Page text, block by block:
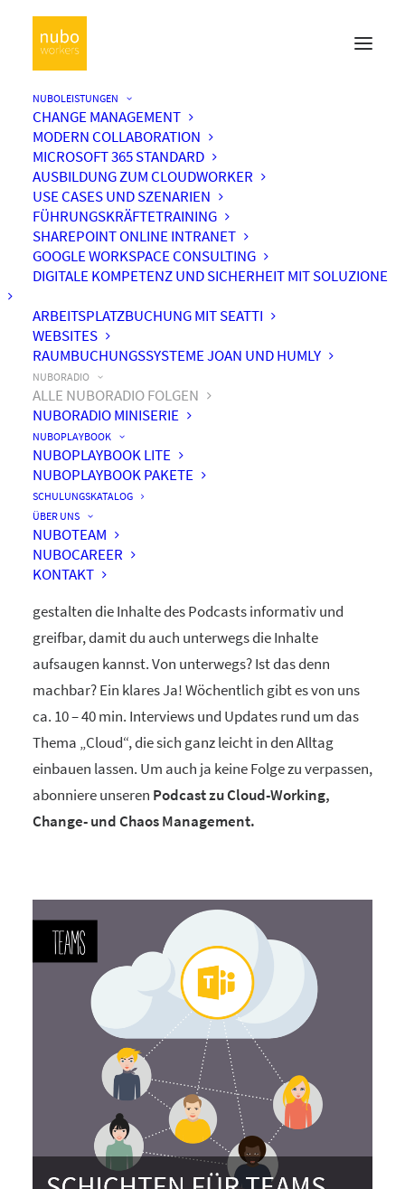
NUBOLEISTUNGEN
CHANGE MANAGEMENT
MODERN COLLABORATION
MICROSOFT 365 STANDARD
AUSBILDUNG ZUM CLOUDWORKER
USE CASES UND SZENARIEN
FÜHRUNGSKRÄFTETRAINING
SHAREPOINT ONLINE INTRANET
GOOGLE WORKSPACE CONSULTING
DIGITALE KOMPETENZ UND SICHERHEIT MIT SOLUZIONE
ARBEITSPLATZBUCHUNG MIT SEATTI
WEBSITES
RAUMBUCHUNGSSYSTEME JOAN UND HUMLY
NUBORADIO
ALLE NUBORADIO FOLGEN
NUBORADIO MINISERIE
NUBOPLAYBOOK
NUBOPLAYBOOK LITE
NUBOPLAYBOOK PAKETE
SCHULUNGSKATALOG
ÜBER UNS
NUBOTEAM
NUBOCAREER
KONTAKT
by nuboworkers GmbH
Herzlich Willkommen! Du hast nuboRadio – unseren
ganz eigenenPodcast zur Digitalisierung
Unsere beiden Moderatoren Dominique und Markus
gestalten die Inhalte des Podcasts informativ und
greifbar, damit du auch unterwegs die Inhalte
aufsaugen kannst. Von unterwegs? Ist das denn
machbar? Ein klares Ja! Wöchentlich gibt es von uns
ca. 10 – 40 min. Interviews und Updates rund um das
Thema „Cloud“, die sich ganz leicht in den Alltag
einbauen lassen. Um auch ja keine Folge zu verpassen,
abonniere unseren Podcast zu Cloud-Working,
Change- und Chaos Management.